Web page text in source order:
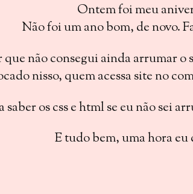
Ontem foi meu
Não foi um ano bom, de novo.
que não consegui ainda arrumar
nisso, quem acessa site no
os css e html se eu não sei
E tudo bem, uma hora eu